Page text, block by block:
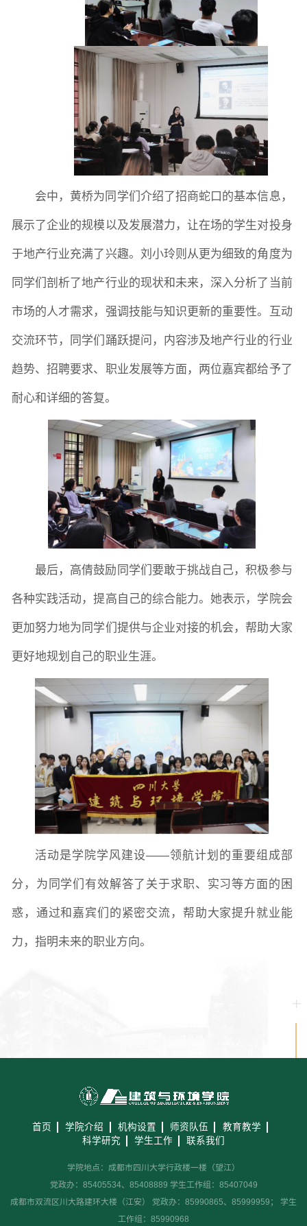
创业就业 奖助学金
办事流程 材料下载
会中，黄桥为同学们介绍了招商蛇口的基本信息，
展示了企业的规模以及发展潜力，让在场的学生对投身
于地产行业充满了兴趣。刘小玲则从更为细致的角度为
同学们剖析了地产行业的现状和未来，深入分析了当前
市场的人才需求，强调技能与知识更新的重要性。互动
交流环节，同学们踊跃提问，内容涉及地产行业的行业
趋势、招聘要求、职业发展等方面，两位嘉宾都给予了
耐心和详细的答复。
最后，高倩鼓励同学们要敢于挑战自己，积极参与
各种实践活动，提高自己的综合能力。她表示，学院会
更加努力地为同学们提供与企业对接的机会，帮助大家
更好地规划自己的职业生涯。
活动是学院学风建设——领航计划的重要组成部
分，为同学们有效解答了关于求职、实习等方面的困
惑，通过和嘉宾们的紧密交流，帮助大家提升就业能
力，指明未来的职业方向。
首页 学院介绍 机构设置 师资队伍
教育教学
科学研究
学生工作 联系我们
学院地点：成都市四川大学行政楼一楼（望江）
党政办：85405534、85408889 学生工作组：85407049
成都市双流区川大路建环大楼（江安） 党政办：85990865、85999959； 学生
工作组：85990968